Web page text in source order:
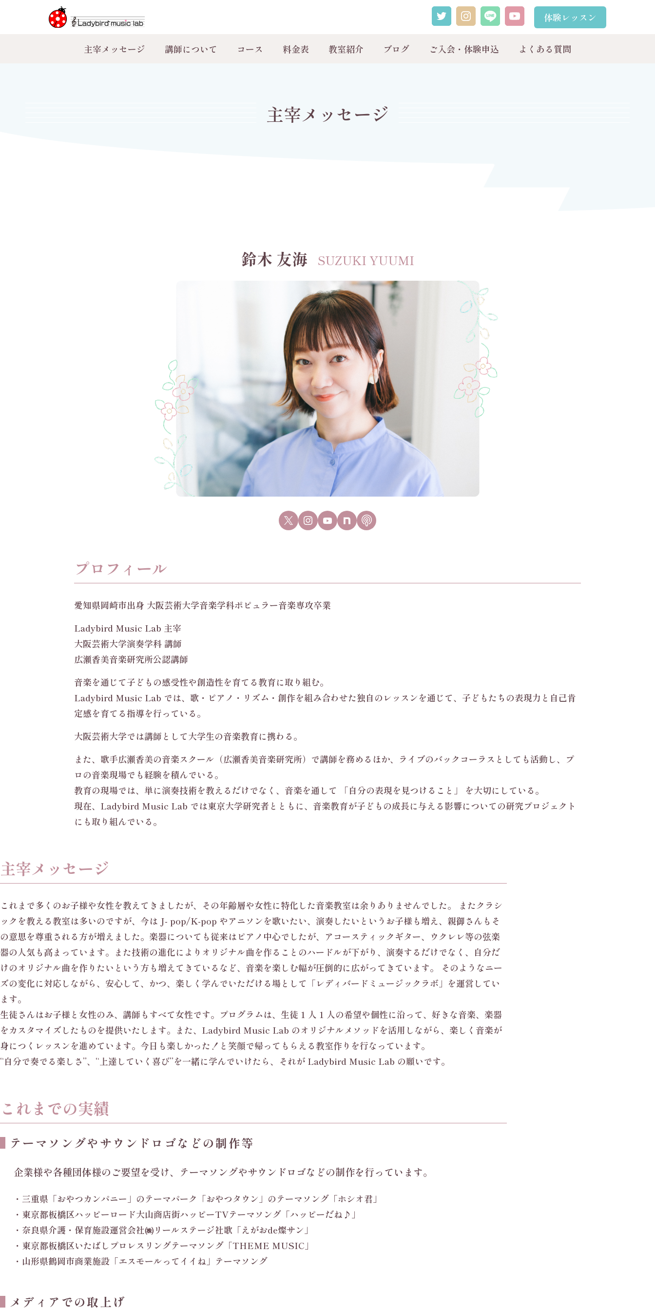
体験レッスン
主宰メッセージ 講師について コース 料金表 教室紹介 ブログ ご入会・体験申込 よくある質問
主宰メッセージ
鈴木 友海 SUZUKI YUUMI
プロフィール
愛知県岡崎市出身 大阪芸術大学音楽学科ポピュラー音楽専攻卒業
Ladybird Music Lab 主宰
大阪芸術大学演奏学科 講師
広瀬香美音楽研究所公認講師
音楽を通じて子どもの感受性や創造性を育てる教育に取り組む。
Ladybird Music Lab では、歌・ピアノ・リズム・創作を組み合わせた独自のレッスンを通じて、子どもたちの表現力と自己肯
定感を育てる指導を行っている。
大阪芸術大学では講師として大学生の音楽教育に携わる。
また、歌手広瀬香美の音楽スクール（広瀬香美音楽研究所）で講師を務めるほか、ライブのバックコーラスとしても活動し、プ
ロの音楽現場でも経験を積んでいる。
教育の現場では、単に演奏技術を教えるだけでなく、音楽を通して 「自分の表現を見つけること」 を大切にしている。
現在、Ladybird Music Lab では東京大学研究者とともに、音楽教育が子どもの成長に与える影響についての研究プロジェクト
にも取り組んでいる。
主宰メッセージ
これまで多くのお子様や女性を教えてきましたが、その年齢層や女性に特化した音楽教室は余りありませんでした。 またクラシ
ックを教える教室は多いのですが、今は J- pop/K-pop やアニソンを歌いたい、演奏したいというお子様も増え、親御さんもそ
の意思を尊重される方が増えました。楽器についても従来はピアノ中心でしたが、アコースティックギター、ウクレレ等の弦楽
器の人気も高まっています。また技術の進化によりオリジナル曲を作ることのハードルが下がり、演奏するだけでなく、自分だ
けのオリジナル曲を作りたいという方も増えてきているなど、音楽を楽しむ幅が圧倒的に広がってきています。 そのようなニー
ズの変化に対応しながら、安心して、かつ、楽しく学んでいただける場として「レディバードミュージックラボ」を運営してい
ます。
生徒さんはお子様と女性のみ、講師もすべて女性です。プログラムは、生徒 1 人 1 人の希望や個性に沿って、好きな音楽、楽器
をカスタマイズしたものを提供いたします。また、Ladybird Music Lab のオリジナルメソッドを活用しながら、楽しく音楽が
身につくレッスンを進めています。今日も楽しかった！と笑顔で帰ってもらえる教室作りを行なっています。
“自分で奏でる楽しさ”、“上達していく喜び”を一緒に学んでいけたら、それが Ladybird Music Lab の願いです。
これまでの実績
テーマソングやサウンドロゴなどの制作等
企業様や各種団体様のご要望を受け、 テーマソングやサウンドロゴなどの制作を行っています。
・三重県「おやつカンパニー」のテーマパーク「おやつタウン」のテーマソング「ホシオ君」
・東京都板橋区ハッピーロード大山商店街ハッピーTVテーマソング「ハッピーだね♪」
・奈良県介護・保育施設運営会社㈱リールステージ社歌「えがおde燦サン」
・東京都板橋区いたばしプロレスリングテーマソング「THEME MUSIC」
・山形県鶴岡市商業施設「エスモールってイイね」テーマソング
メディアでの取上げ